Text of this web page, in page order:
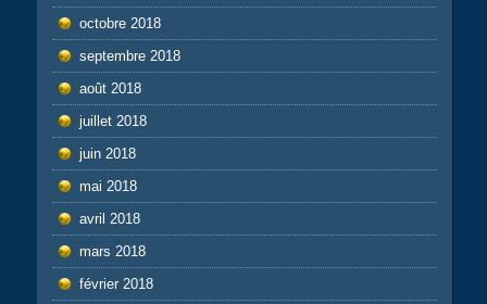
octobre 2018
septembre 2018
août 2018
juillet 2018
juin 2018
mai 2018
avril 2018
mars 2018
février 2018